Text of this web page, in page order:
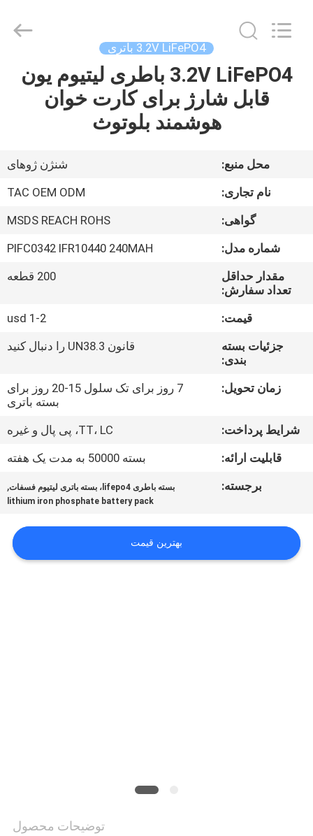
صفحه
اصلی
درباره
کارخانه
کنترل
بگیرید
Energy
3.2V LiFePO4 باتری
3.2V LiFePO4 باطری لیتیوم یون
قابل شارژ برای کارت خوان
هوشمند بلوتوث
محل منبع:
شنژن ژوهای
نام تجاری:
TAC OEM ODM
گواهی:
MSDS REACH ROHS
شماره مدل:
PIFC0342 IFR10440 240MAH
مقدار حداقل
تعداد سفارش:
200 قطعه
قیمت:
usd 1-2
جزئیات بسته
بندی:
قانون UN38.3 را دنبال کنید
زمان تحویل:
7 روز برای تک سلول 15-20 روز برای
بسته باتری
شرایط پرداخت:
TT، LC، پی پال و غیره
قابلیت ارائه:
بسته 50000 به مدت یک هفته
برجسته:
بسته باطری lifepo4، بسته باتری لیتیوم فسفات ,
lithium iron phosphate battery pack
بهترین قیمت
توضیحات محصول